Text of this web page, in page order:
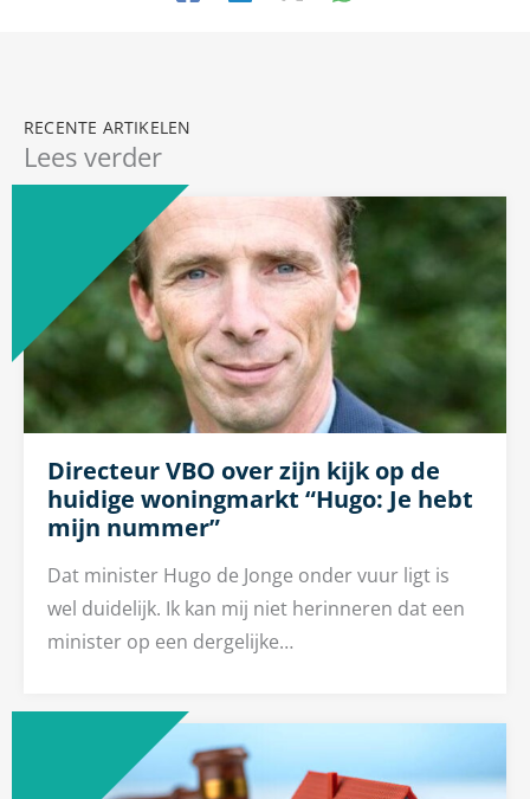
Lees verder
Directeur VBO over zijn kijk op de
huidige woningmarkt “Hugo: Je hebt
mijn nummer”
Dat minister Hugo de Jonge onder vuur ligt is
wel duidelijk. Ik kan mij niet herinneren dat een
minister op een dergelijke…